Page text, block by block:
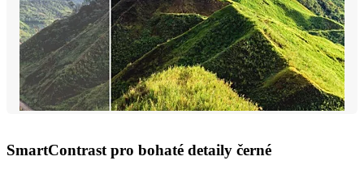
SmartContrast pro bohaté detaily černé